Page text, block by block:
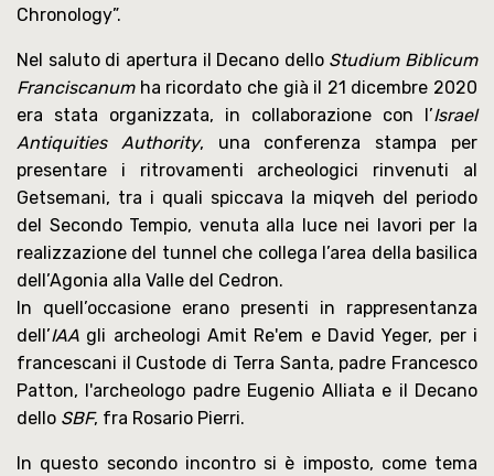
Chronology”.
Nel saluto di apertura il Decano dello Studium Biblicum
Franciscanumha ricordato che già il 21 dicembre 2020
era stata organizzata, in collaborazione con l’Israel
Antiquities Authority, una conferenza stampa per
presentare i ritrovamenti archeologici rinvenuti al
Getsemani, tra i quali spiccava la miqveh del periodo
del Secondo Tempio, venuta alla luce nei lavori per la
realizzazione del tunnel che collega l’area della basilica
dell’Agonia alla Valle del Cedron.
In quell’occasione erano presenti in rappresentanza
dell’IAA gli archeologi Amit Re'em e David Yeger, per i
francescani il Custode di Terra Santa, padre Francesco
Patton, l'archeologo padre Eugenio Alliata e il Decano
dello SBF, fra Rosario Pierri.
In questo secondo incontro si è imposto, come tema